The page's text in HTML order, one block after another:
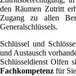
den Räumen Zutritt
Zugang zu allen
Generalschlüssels.
Schlüssel und
und Austausch
Schlüsseldienst Olfen
Fachkompetenz für